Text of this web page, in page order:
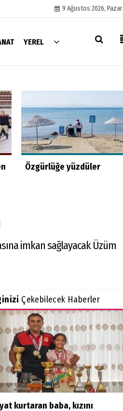
9 Ağustos 2026, Pazar
YEREL
İletişim
Çerez Politikası
Gizlilik İlkeleri
Özgürlüğe yüzdüler
imkan sağlayacak Üzüm
Çekebilecek Haberler
kurtaran baba, kızını